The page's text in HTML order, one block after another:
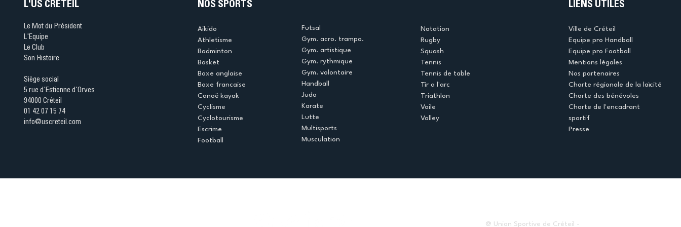
L'US CRÉTEIL
Le Mot du Président
L'Equipe
Le Club
Son Histoire
Siège social
5 rue d'Estienne d'Orves
94000 Créteil
01 42 07 15 74
info@uscreteil.com
NOS SPORTS
Aikido
Athletisme
Badminton
Basket
Boxe anglaise
Boxe francaise
Canoë kayak
Cyclisme
Cyclotourisme
Escrime
Football
Futsal
Gym. acro. trampo.
Gym. artistique
Gym. rythmique
Gym. volontaire
Handball
Judo
Karate
Lutte
Multisports
Musculation
Natation
Rugby
Squash
Tennis
Tennis de table
Tir a l'arc
Triathlon
Voile
Volley
LIENS UTILES
Ville de Créteil
Equipe pro Handball
Equipe pro Football
Mentions légales
Nos partenaires
Charte régionale de la laïcité
Charte des bénévoles
Charte de l'encadrant
sportif
Presse
@ Union Sportive de Créteil -